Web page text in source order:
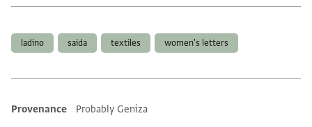
ladino saida textiles women's letters
Additional metadata
Provenance
Probably Geniza